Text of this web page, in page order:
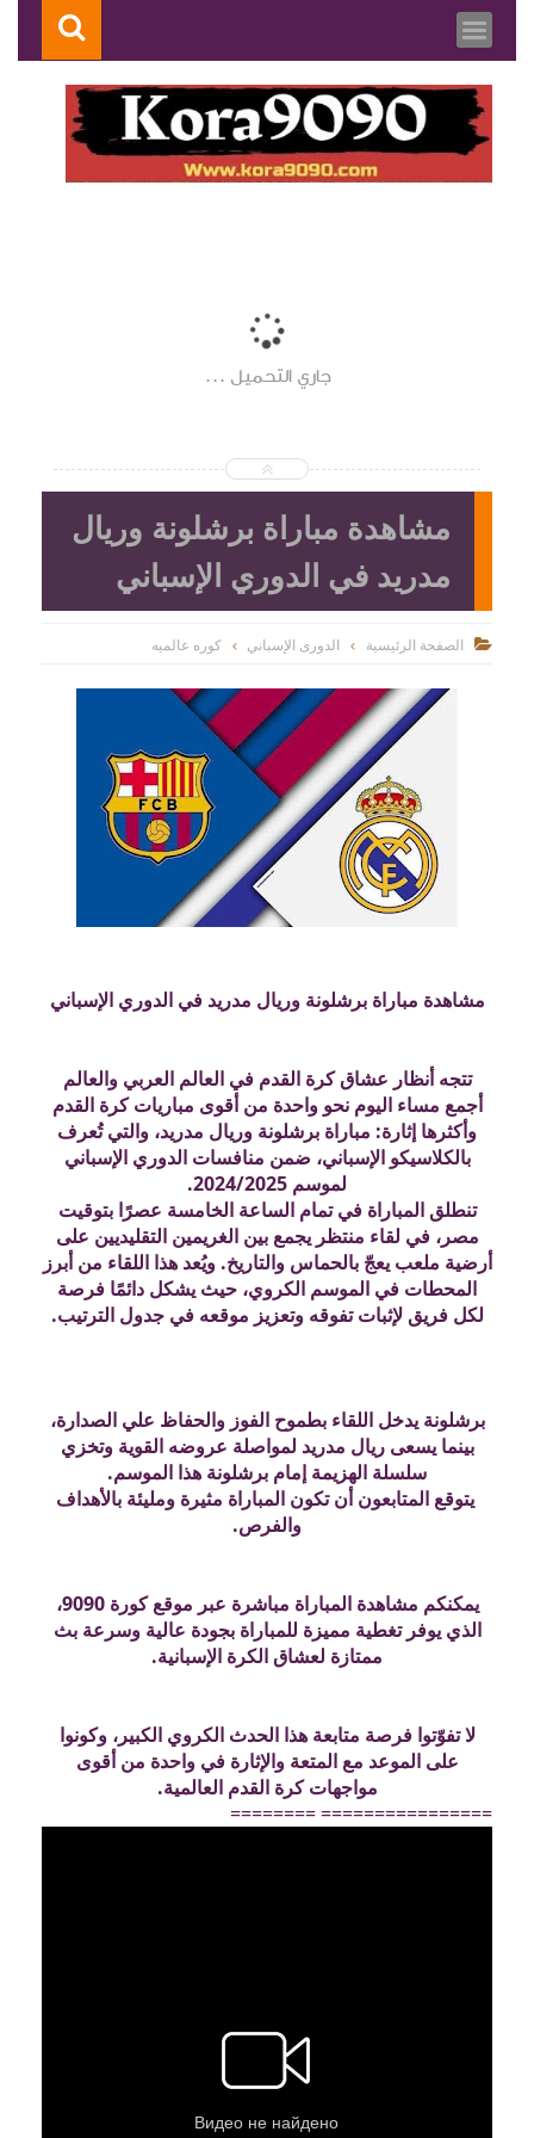
جاري التحميل ...
مشاهدة مباراة برشلونة وريال
مدريد في الدوري الإسباني
 الصفحة الرئيسية الدورى الإسباني كوره عالميه
مشاهدة مباراة برشلونة وريال مدريد في الدوري الإسباني
تتجه أنظار عشاق كرة القدم في العالم العربي والعالم
أجمع مساء اليوم نحو واحدة من أقوى مباريات كرة القدم
وأكثرها إثارة: مباراة برشلونة وريال مدريد، والتي تُعرف
بالكلاسيكو الإسباني، ضمن منافسات الدوري الإسباني
لموسم 2024/2025.
تنطلق المباراة في تمام الساعة الخامسة عصرًا بتوقيت
مصر، في لقاء منتظر يجمع بين الغريمين التقليديين على
أرضية ملعب يعجّ بالحماس والتاريخ. ويُعد هذا اللقاء من أبرز
المحطات في الموسم الكروي، حيث يشكل دائمًا فرصة
لكل فريق لإثبات تفوقه وتعزيز موقعه في جدول الترتيب.
برشلونة يدخل اللقاء بطموح الفوز والحفاظ علي الصدارة،
بينما يسعى ريال مدريد لمواصلة عروضه القوية وتخزي
سلسلة الهزيمة إمام برشلونة هذا الموسم.
يتوقع المتابعون أن تكون المباراة مثيرة ومليئة بالأهداف
والفرص.
يمكنكم مشاهدة المباراة مباشرة عبر موقع كورة 9090،
الذي يوفر تغطية مميزة للمباراة بجودة عالية وسرعة بث
ممتازة لعشاق الكرة الإسبانية.
لا تفوّتوا فرصة متابعة هذا الحدث الكروي الكبير، وكونوا
على الموعد مع المتعة والإثارة في واحدة من أقوى
مواجهات كرة القدم العالمية.
================ ========